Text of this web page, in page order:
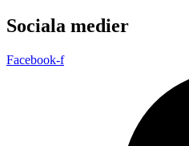
Sociala medier
Facebook-f